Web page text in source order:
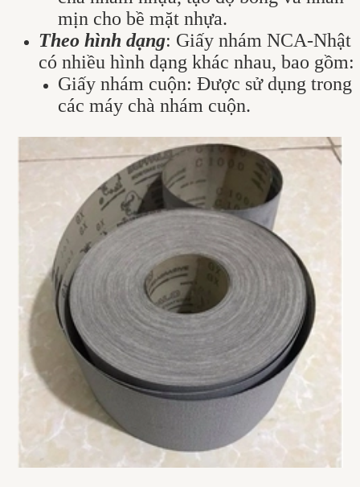
mịn cho bề mặt nhựa.
Theo hình dạng: Giấy nhám NCA-Nhật
có nhiều hình dạng khác nhau, bao gồm:
Giấy nhám cuộn: Được sử dụng trong
các máy chà nhám cuộn.